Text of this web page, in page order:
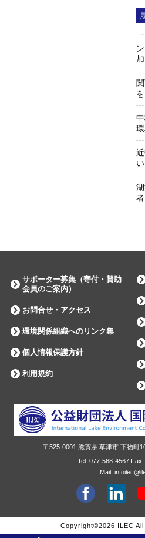
サポーター募集（寄付・賛助
会員のご案内）
お問合せ・アクセス
環境関係組織へのリンク集
個人情報保護方針
利用規約
〒525-0001 滋賀県 草津市 下物町
Tel: 077-568-4567 Fax:
Mail:
youtube instagram
Copyright©2026 ILEC